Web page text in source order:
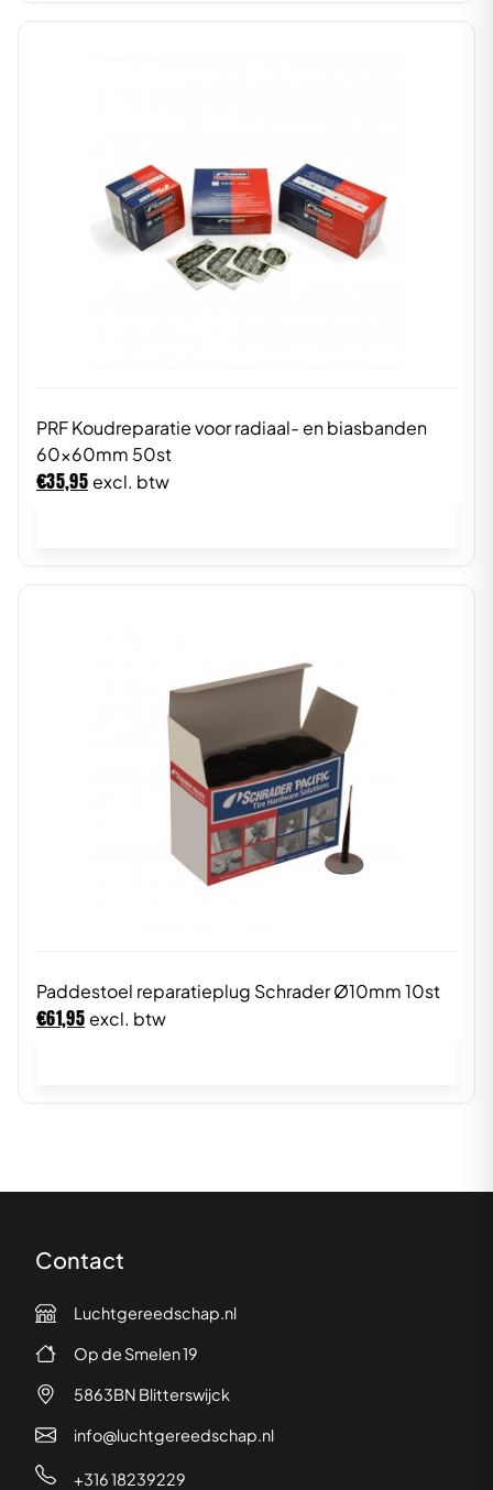
PRF Koudreparatie voor radiaal- en biasbanden
60x60mm 50st
€35,95 excl. btw
Paddestoel reparatieplug Schrader Ø10mm 10st
€61,95 excl. btw
Contact
Luchtgereedschap.nl
Op de Smelen 19
5863BN Blitterswijck
info@luchtgereedschap.nl
+316 18239229